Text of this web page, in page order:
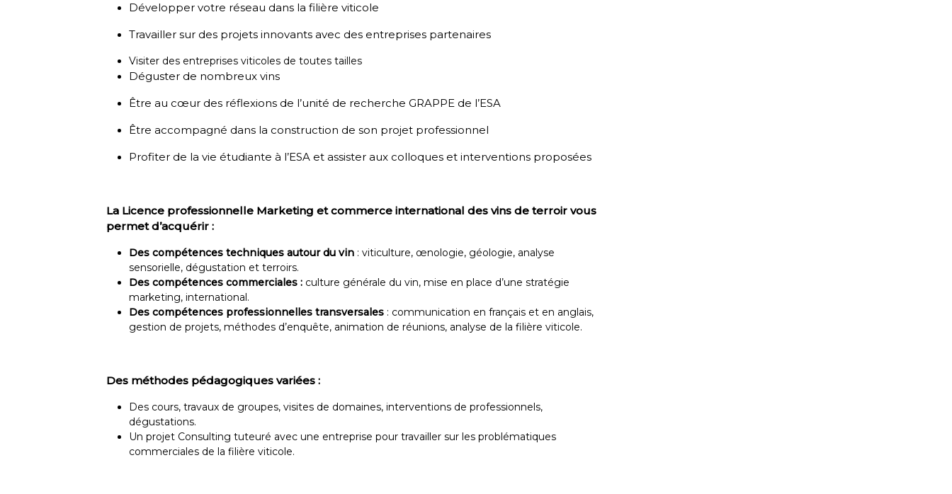
Développer votre réseau dans la filière viticole
Travailler sur des projets innovants avec des entreprises partenaires
Visiter des entreprises viticoles de toutes tailles
Déguster de nombreux vins
Être au cœur des réflexions de l’unité de recherche GRAPPE de l’ESA
Être accompagné dans la construction de son projet professionnel
Profiter de la vie étudiante à l’ESA et assister aux colloques et interventions proposées
La Licence professionnelle Marketing et commerce international des vins de terroir vous
permet d’acquérir :
Des compétences techniques autour du vin : viticulture, œnologie, géologie, analyse
sensorielle, dégustation et terroirs.
Des compétences commerciales : culture générale du vin, mise en place d’une stratégie
marketing, international.
Des compétences professionnelles transversales : communication en français et en anglais,
gestion de projets, méthodes d’enquête, animation de réunions, analyse de la filière viticole.
Des méthodes pédagogiques variées :
Des cours, travaux de groupes, visites de domaines, interventions de professionnels,
dégustations.
Un projet Consulting tuteuré avec une entreprise pour travailler sur les problématiques
commerciales de la filière viticole.